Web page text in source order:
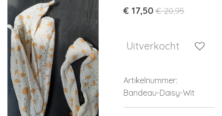
€ 17,50 € 20,95
Uitverkocht
Artikelnummer:
Bandeau-Daisy-Wit